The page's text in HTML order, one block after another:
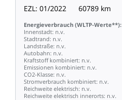
EZL: 01/2022 60789 km
Energieverbrauch (WLTP-Werte**):
Innenstadt: n.v.
Stadtrand: n.v.
Landstraße: n.v.
Autobahn: n.v.
Kraftstoff kombiniert: n.v.
Emissionen kombiniert: n.v.
CO2-Klasse: n.v.
Stromverbrauch kombiniert: n.v.
Reichweite elektrisch: n.v.
Reichweite elektrisch innerorts: n.v.